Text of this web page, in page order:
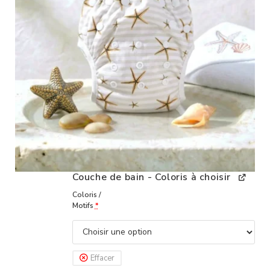
Couche de bain - Coloris à choisir
Coloris /
Motifs *
Effacer